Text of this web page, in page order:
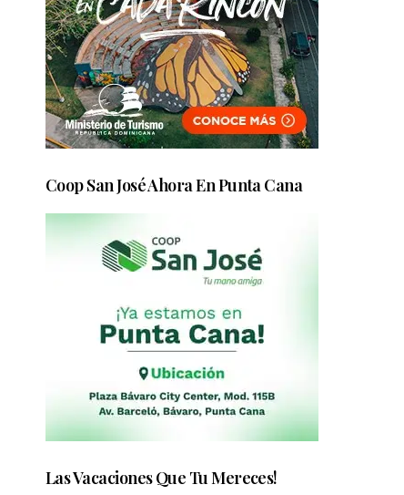
Coop San José Ahora En Punta Cana
Las Vacaciones Que Tu Mereces!